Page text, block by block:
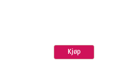
Methyl Isethionate, Parfum,
Camellia Sinensis Leaf
Kjøp